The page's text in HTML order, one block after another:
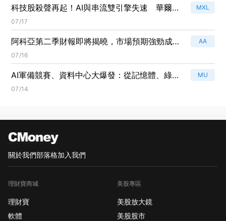
科技股殺聲再起！AI與串流雙引擎失速 華爾街
高估值神話進入修正期
MXL
07/17
阿科亞第二季財報即將揭曉，市場預期強勁成
長！
AA
07/16
AI軍備競賽、資料中心大爆發：從記憶體、綠能
到軍工科技的殘酷淘汰賽
MU
07/14
關於我們部落格加入我們
理財寶商城
理財寶
軟體
美股專區
美股放大鏡
美股股市